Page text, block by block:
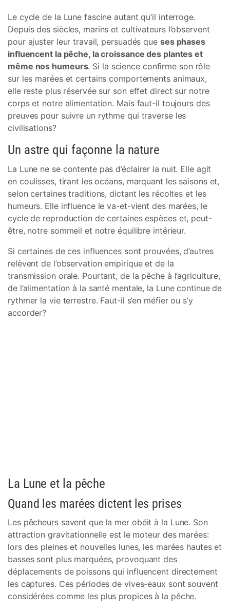
Le cycle de la Lune fascine autant qu’il interroge.
Depuis des siècles, marins et cultivateurs l’observent
pour ajuster leur travail, persuadés que ses phases
influencent la pêche, la croissance des plantes et
même nos humeurs. Si la science confirme son rôle
sur les marées et certains comportements animaux,
elle reste plus réservée sur son effet direct sur notre
corps et notre alimentation. Mais faut-il toujours des
preuves pour suivre un rythme qui traverse les
civilisations?
Un astre qui façonne la nature
La Lune ne se contente pas d’éclairer la nuit. Elle agit
en coulisses, tirant les océans, marquant les saisons et,
selon certaines traditions, dictant les récoltes et les
humeurs. Elle influence le va-et-vient des marées, le
cycle de reproduction de certaines espèces et, peut-
être, notre sommeil et notre équilibre intérieur.
Si certaines de ces influences sont prouvées, d’autres
relèvent de l’observation empirique et de la
transmission orale. Pourtant, de la pêche à l’agriculture,
de l’alimentation à la santé mentale, la Lune continue de
rythmer la vie terrestre. Faut-il s’en méfier ou s’y
accorder?
La Lune et la pêche
Quand les marées dictent les prises
Les pêcheurs savent que la mer obéit à la Lune. Son
attraction gravitationnelle est le moteur des marées:
lors des pleines et nouvelles lunes, les marées hautes et
basses sont plus marquées, provoquant des
déplacements de poissons qui influencent directement
les captures. Ces périodes de vives-eaux sont souvent
considérées comme les plus propices à la pêche.